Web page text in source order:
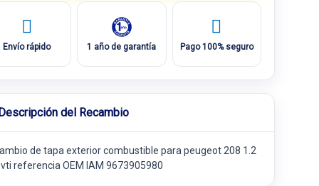
Envío rápido 1 año de garantía Pago 100% seguro
del Recambio
de tapa exterior combustible para peugeot 208 1.2
referencia OEM IAM 9673905980